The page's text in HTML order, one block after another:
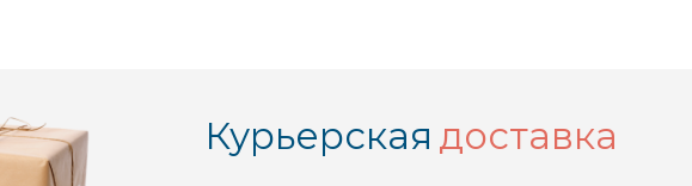
Курьерская доставка